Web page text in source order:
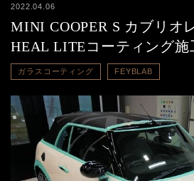
2022.04.06
MINI COOPER S カブリオ
HEAL LITEコーティング施
ガラスコーティング FEYBLAB